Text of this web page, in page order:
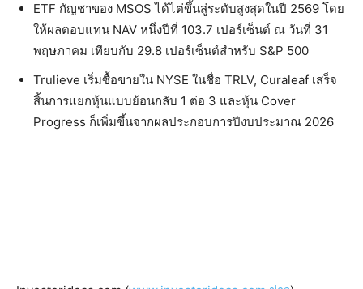
ETF กัญชาของ MSOS ได้ไต่ขึ้นสู่ระดับสูงสุดในปี 2569 โดย
ให้ผลตอบแทน NAV หนึ่งปีที่ 103.7 เปอร์เซ็นต์ ณ วันที่ 31
พฤษภาคม เทียบกับ 29.8 เปอร์เซ็นต์สำหรับ S&P 500
Trulieve เริ่มซื้อขายใน NYSE ในชื่อ TRLV, Curaleaf เสร็จ
สิ้นการแยกหุ้นแบบย้อนกลับ 1 ต่อ 3 และหุ้น Cover
Progress ก็เพิ่มขึ้นจากผลประกอบการปีงบประมาณ 2026